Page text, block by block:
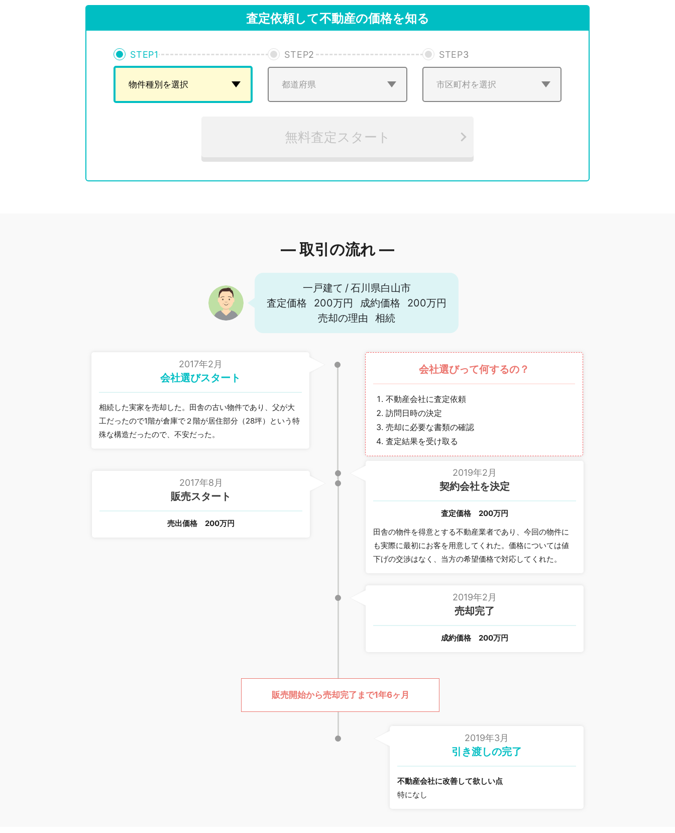
査定依頼して不動産の価格を知る
STEP1 STEP2 STEP3
無料査定スタート
― 取引の流れ ―
一戸建て /石川県白山市
査定価格
200万円 成約価格
200万円
売却の理由
相続
2017年2月
会社選びスタート
相続した実家を売却した。田舎の古い物件であり、父が大
工だったので1階が倉庫で２階が居住部分（28坪）という特
殊な構造だったので、不安だった。
会社選びって何するの？
不動産会社に査定依頼
訪問日時の決定
売却に必要な書類の確認
査定結果を受け取る
2019年2月
契約会社を決定
査定価格
200万円
田舎の物件を得意とする不動産業者であり、今回の物件に
も実際に最初にお客を用意してくれた。価格については値
下げの交渉はなく、当方の希望価格で対応してくれた。
2017年8月
販売スタート
売出価格 200万円
2019年2月
売却完了
成約価格 200万円
販売開始から売却完了まで1年6ヶ月
2019年3月
引き渡しの完了
不動産会社に改善して欲しい点
特になし